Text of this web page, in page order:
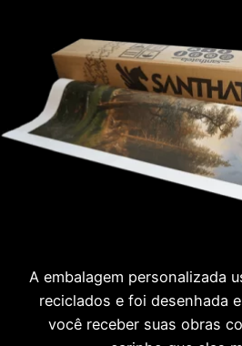
A embalagem personalizada
reciclados e foi desenhada
você receber suas obras